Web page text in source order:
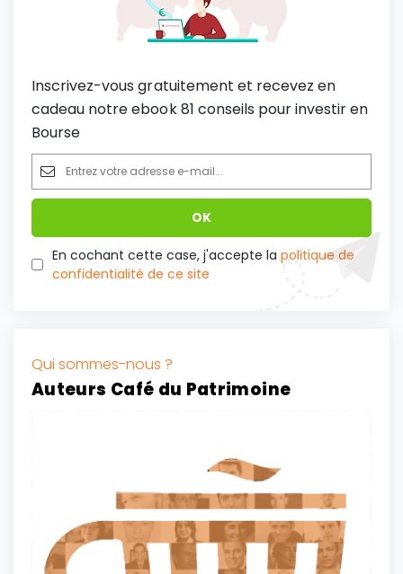
Inscrivez-vous gratuitement et recevez en
cadeau notre ebook 81 conseils pour investir en
Bourse
En cochant cette case, j'accepte la politique de
confidentialité de ce site
Qui sommes-nous ?
Auteurs Café du Patrimoine